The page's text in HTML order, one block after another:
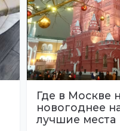
Где в Москве
новогоднее
лучшие места